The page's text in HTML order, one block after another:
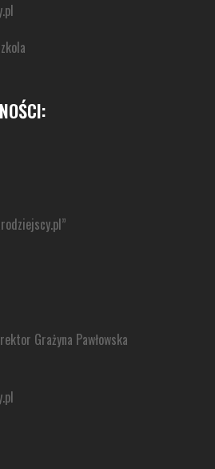
Grażyna Pawłowska